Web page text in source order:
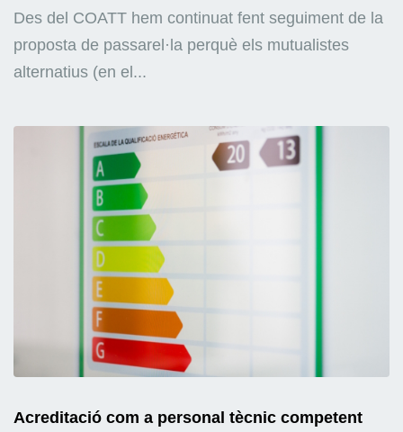
Des del COATT hem continuat fent seguiment de la
proposta de passarel·la perquè els mutualistes
alternatius (en el...
Acreditació com a personal tècnic competent